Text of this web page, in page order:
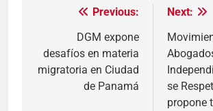
Navegación
entradas
Previous:
DGM expone
desafíos en materia
migratoria en Ciudad
de Panamá
Next:
se
propone